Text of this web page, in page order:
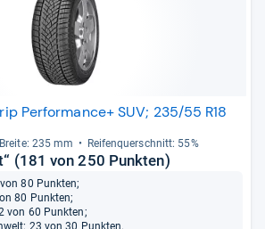
Performance+ SUV; 235/55 R18
Breite: 235 mm Rei­fen­quer­schnitt: 55%
(181 von 250 Punkten)
80 Punkten;
80 Punkten;
von 60 Punkten;
23 von 30 Punkten.